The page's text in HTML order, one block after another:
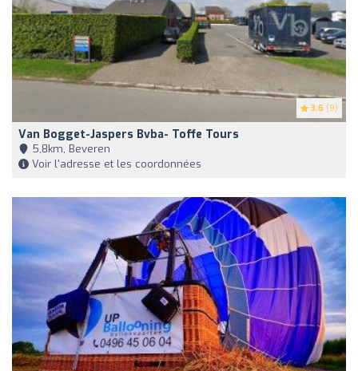
3.6 (9)
Van Bogget-Jaspers Bvba- Toffe Tours
5,8km, Beveren
Voir l'adresse et les coordonnées